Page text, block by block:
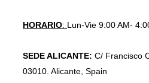
HORARIO: Lun-Vie 9:00 AM-
SEDE ALICANTE: C/ Francisco
03010. Alicante, Spain